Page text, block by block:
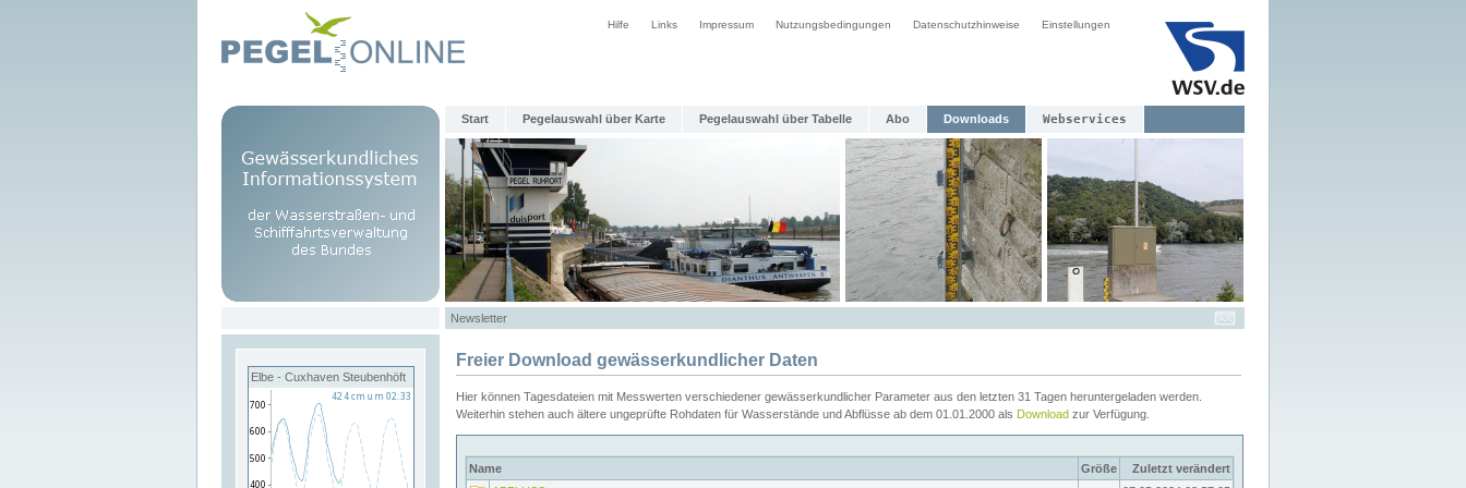
Hilfe Links Impressum Nutzungsbedingungen Datenschutzhinweise Einstellungen
Start Pegelauswahl über Karte Pegelauswahl über Tabelle Abo Downloads Webservices
Newsletter
Elbe - Cuxhaven Steubenhöft
Freier Download gewässerkundlicher Daten
Hier können Tagesdateien mit Messwerten verschiedener gewässerkundlicher Parameter aus den letzten 31 Tagen heruntergeladen werden.
Weiterhin stehen auch ältere ungeprüfte Rohdaten für Wasserstände und Abflüsse ab dem 01.01.2000 als Download zur Verfügung.
Name Größe
Zuletzt verändert